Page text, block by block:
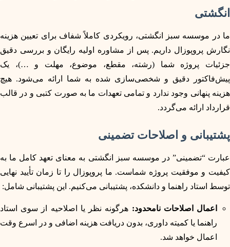
انگشتی
ما در موسسه سبز انگشتی، رویکردی کاملاً شفاف برای تعیین هزینه
نگارش پروپوزال داریم. پس از مشاوره اولیه رایگان و بررسی دقیق
جزئیات پروژه شما (رشته، مقطع، موضوع، مهلت و …)، یک
پیش‌فاکتور دقیق و شخصی‌سازی شده به شما ارائه می‌شود. هیچ
هزینه پنهانی وجود ندارد و تمامی تعهدات ما به صورت کتبی و در قالب
قرارداد ارائه می‌گردد.
پشتیبانی و اصلاحات تضمینی
عبارت “تضمینی” در موسسه سبز انگشتی به معنای تعهد کامل ما به
کیفیت و موفقیت پروژه شماست. ما پروپوزال را تا زمان تأیید نهایی
توسط استاد راهنما و دانشکده، پشتیبانی می‌کنیم. این پشتیبانی شامل:
اعمال اصلاحات نامحدود: هرگونه نظر یا اصلاحیه از سوی استاد
راهنما یا کمیته داوری، بدون دریافت هزینه اضافی و در اسرع وقت
اعمال خواهد شد.